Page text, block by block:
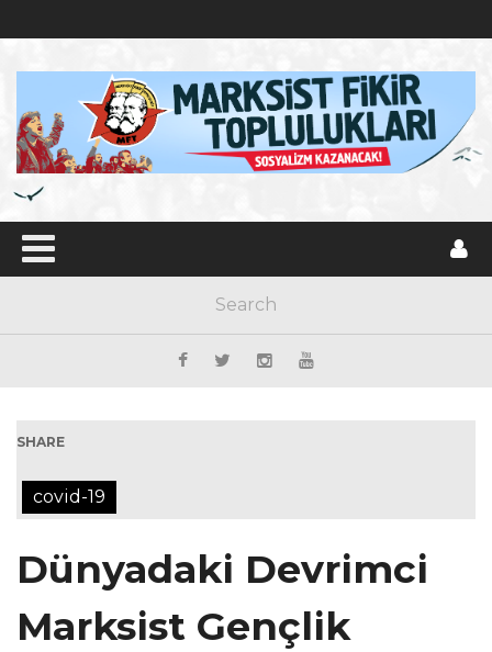
SHARE
covid-19
Dünyadaki Devrimci
Marksist Gençlik